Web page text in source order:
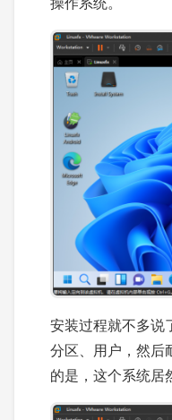
安装过程就不多说
分区、用户，然后
的是，这个系统居